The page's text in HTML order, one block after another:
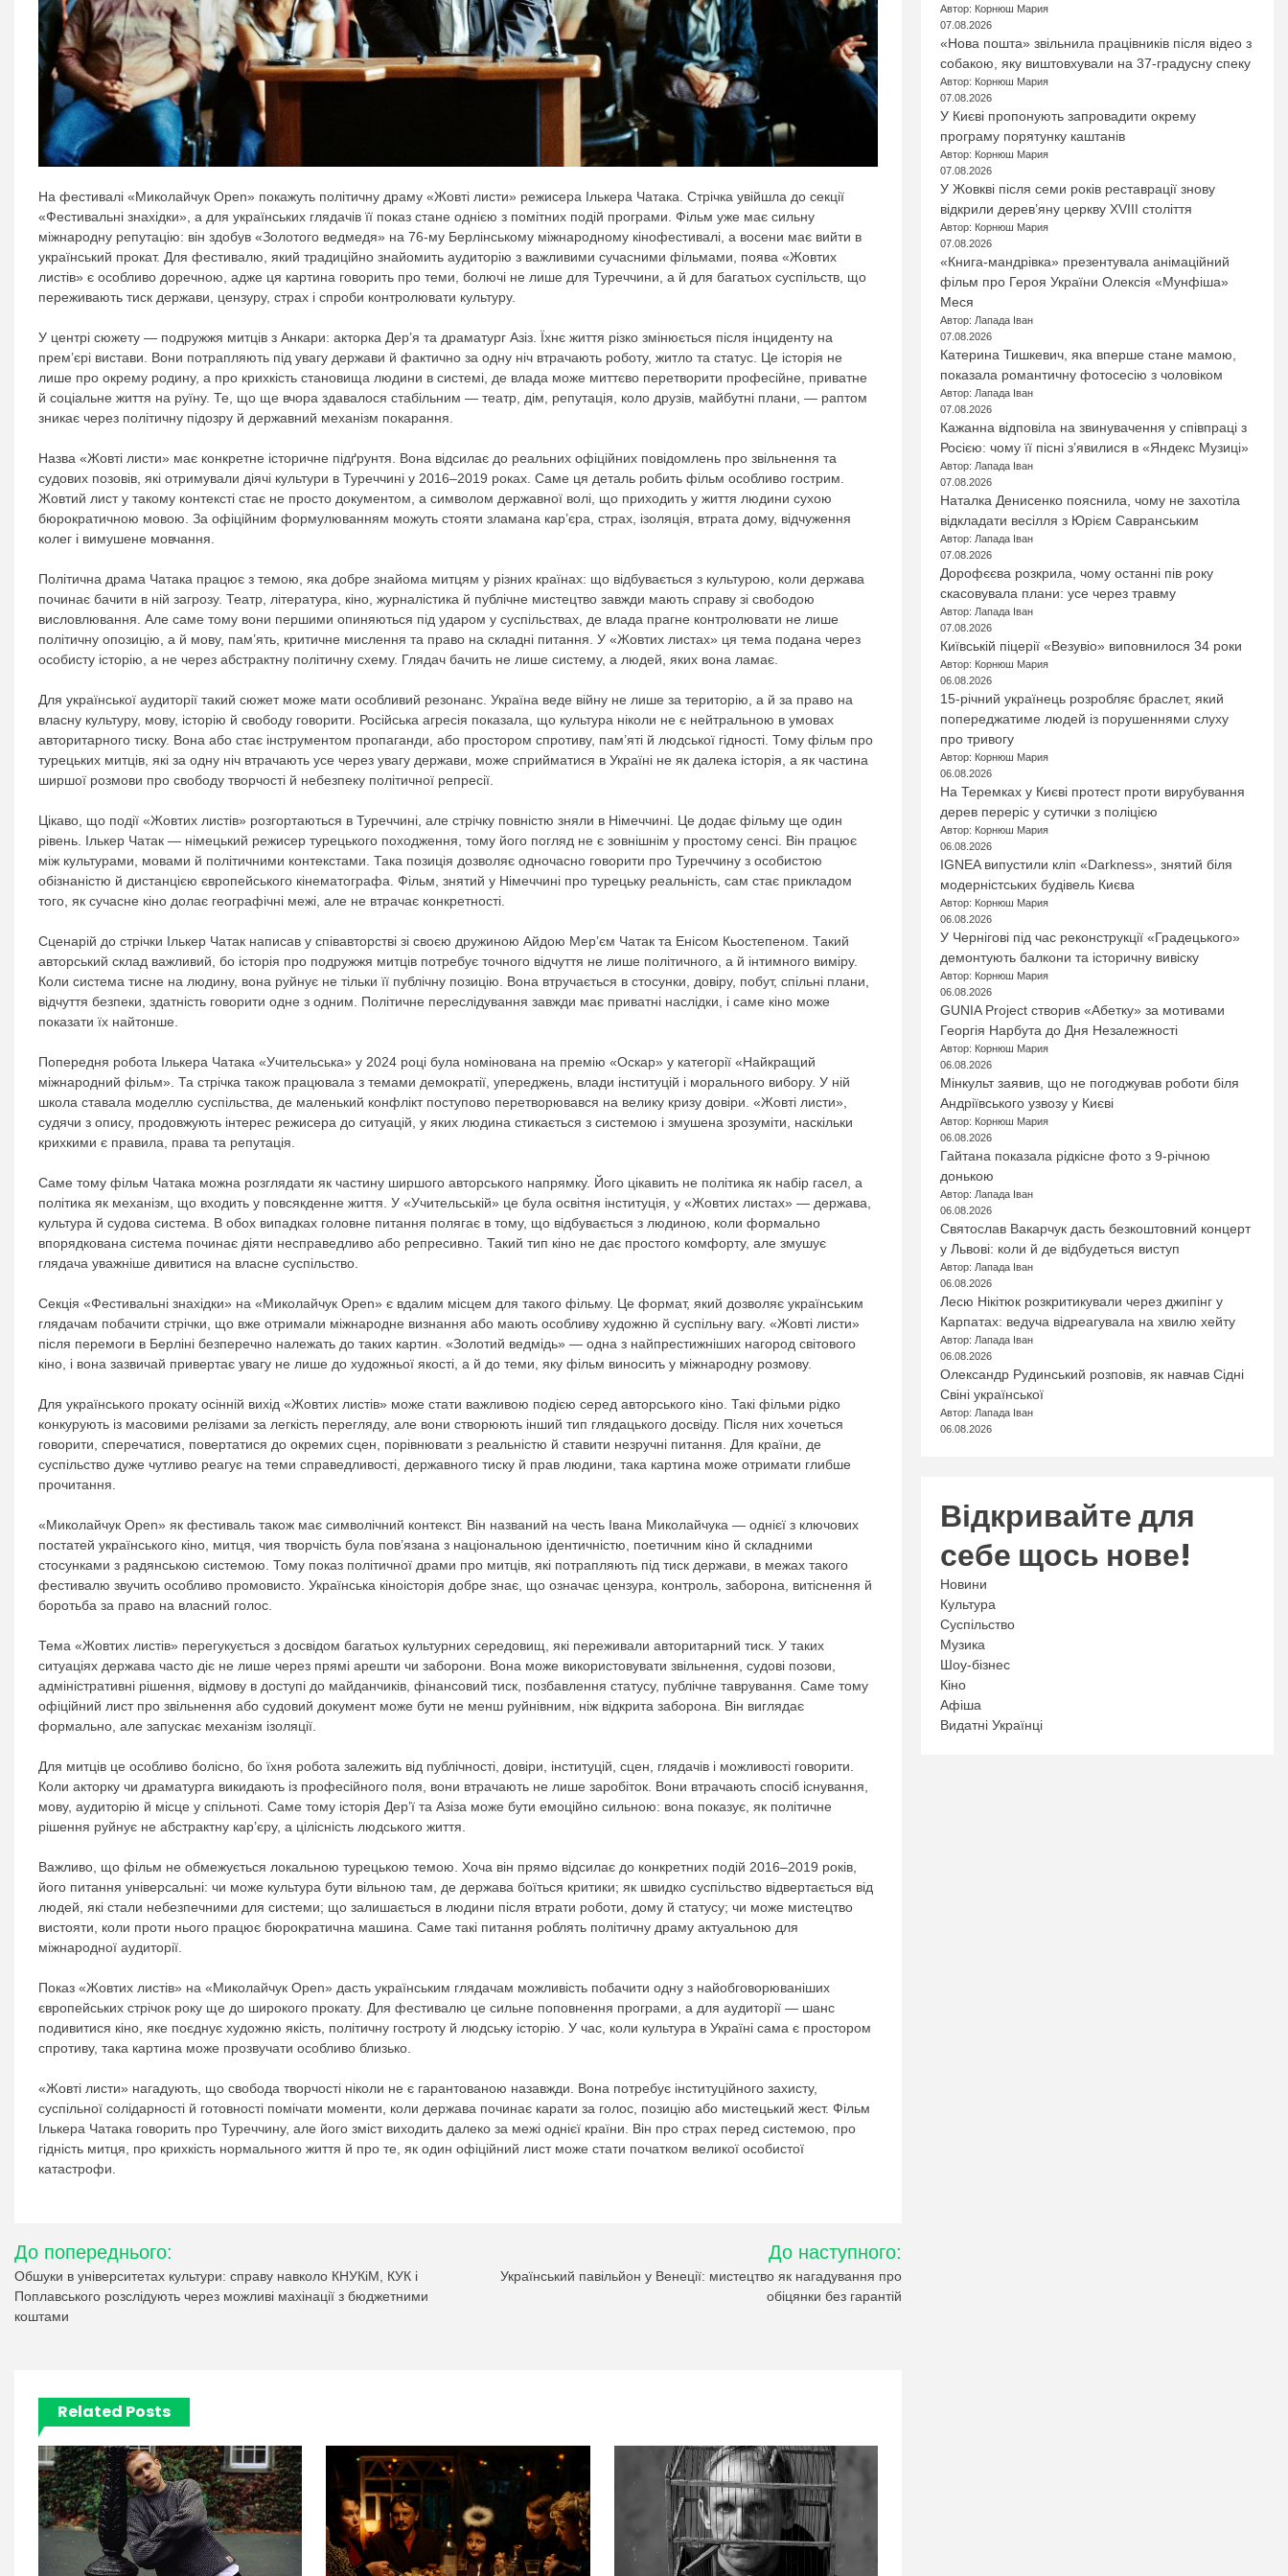
На фестивалі «Миколайчук Open» покажуть політичну драму «Жовті листи» режисера Ількера Чатака. Стрічка увійшла до секції
«Фестивальні знахідки», а для українських глядачів її показ стане однією з помітних подій програми. Фільм уже має сильну
міжнародну репутацію: він здобув «Золотого ведмедя» на 76-му Берлінському міжнародному кінофестивалі, а восени має вийти в
український прокат. Для фестивалю, який традиційно знайомить аудиторію з важливими сучасними фільмами, поява «Жовтих
листів» є особливо доречною, адже ця картина говорить про теми, болючі не лише для Туреччини, а й для багатьох суспільств, що
переживають тиск держави, цензуру, страх і спроби контролювати культуру.
У центрі сюжету — подружжя митців з Анкари: акторка Дер’я та драматург Азіз. Їхнє життя різко змінюється після інциденту на
прем’єрі вистави. Вони потрапляють під увагу держави й фактично за одну ніч втрачають роботу, житло та статус. Це історія не
лише про окрему родину, а про крихкість становища людини в системі, де влада може миттєво перетворити професійне, приватне
й соціальне життя на руїну. Те, що ще вчора здавалося стабільним — театр, дім, репутація, коло друзів, майбутні плани, — раптом
зникає через політичну підозру й державний механізм покарання.
Назва «Жовті листи» має конкретне історичне підґрунтя. Вона відсилає до реальних офіційних повідомлень про звільнення та
судових позовів, які отримували діячі культури в Туреччині у 2016–2019 роках. Саме ця деталь робить фільм особливо гострим.
Жовтий лист у такому контексті стає не просто документом, а символом державної волі, що приходить у життя людини сухою
бюрократичною мовою. За офіційним формулюванням можуть стояти зламана кар’єра, страх, ізоляція, втрата дому, відчуження
колег і вимушене мовчання.
Політична драма Чатака працює з темою, яка добре знайома митцям у різних країнах: що відбувається з культурою, коли держава
починає бачити в ній загрозу. Театр, література, кіно, журналістика й публічне мистецтво завжди мають справу зі свободою
висловлювання. Але саме тому вони першими опиняються під ударом у суспільствах, де влада прагне контролювати не лише
політичну опозицію, а й мову, пам’ять, критичне мислення та право на складні питання. У «Жовтих листах» ця тема подана через
особисту історію, а не через абстрактну політичну схему. Глядач бачить не лише систему, а людей, яких вона ламає.
Для української аудиторії такий сюжет може мати особливий резонанс. Україна веде війну не лише за територію, а й за право на
власну культуру, мову, історію й свободу говорити. Російська агресія показала, що культура ніколи не є нейтральною в умовах
авторитарного тиску. Вона або стає інструментом пропаганди, або простором спротиву, пам’яті й людської гідності. Тому фільм про
турецьких митців, які за одну ніч втрачають усе через увагу держави, може сприйматися в Україні не як далека історія, а як частина
ширшої розмови про свободу творчості й небезпеку політичної репресії.
Цікаво, що події «Жовтих листів» розгортаються в Туреччині, але стрічку повністю зняли в Німеччині. Це додає фільму ще один
рівень. Ількер Чатак — німецький режисер турецького походження, тому його погляд не є зовнішнім у простому сенсі. Він працює
між культурами, мовами й політичними контекстами. Така позиція дозволяє одночасно говорити про Туреччину з особистою
обізнаністю й дистанцією європейського кінематографа. Фільм, знятий у Німеччині про турецьку реальність, сам стає прикладом
того, як сучасне кіно долає географічні межі, але не втрачає конкретності.
Сценарій до стрічки Ількер Чатак написав у співавторстві зі своєю дружиною Айдою Мер’єм Чатак та Енісом Кьостепеном. Такий
авторський склад важливий, бо історія про подружжя митців потребує точного відчуття не лише політичного, а й інтимного виміру.
Коли система тисне на людину, вона руйнує не тільки її публічну позицію. Вона втручається в стосунки, довіру, побут, спільні плани,
відчуття безпеки, здатність говорити одне з одним. Політичне переслідування завжди має приватні наслідки, і саме кіно може
показати їх найтонше.
Попередня робота Ількера Чатака «Учительська» у 2024 році була номінована на премію «Оскар» у категорії «Найкращий
міжнародний фільм». Та стрічка також працювала з темами демократії, упереджень, влади інституцій і морального вибору. У ній
школа ставала моделлю суспільства, де маленький конфлікт поступово перетворювався на велику кризу довіри. «Жовті листи»,
судячи з опису, продовжують інтерес режисера до ситуацій, у яких людина стикається з системою і змушена зрозуміти, наскільки
крихкими є правила, права та репутація.
Саме тому фільм Чатака можна розглядати як частину ширшого авторського напрямку. Його цікавить не політика як набір гасел, а
політика як механізм, що входить у повсякденне життя. У «Учительській» це була освітня інституція, у «Жовтих листах» — держава,
культура й судова система. В обох випадках головне питання полягає в тому, що відбувається з людиною, коли формально
впорядкована система починає діяти несправедливо або репресивно. Такий тип кіно не дає простого комфорту, але змушує
глядача уважніше дивитися на власне суспільство.
Секція «Фестивальні знахідки» на «Миколайчук Open» є вдалим місцем для такого фільму. Це формат, який дозволяє українським
глядачам побачити стрічки, що вже отримали міжнародне визнання або мають особливу художню й суспільну вагу. «Жовті листи»
після перемоги в Берліні безперечно належать до таких картин. «Золотий ведмідь» — одна з найпрестижніших нагород світового
кіно, і вона зазвичай привертає увагу не лише до художньої якості, а й до теми, яку фільм виносить у міжнародну розмову.
Для українського прокату осінній вихід «Жовтих листів» може стати важливою подією серед авторського кіно. Такі фільми рідко
конкурують із масовими релізами за легкість перегляду, але вони створюють інший тип глядацького досвіду. Після них хочеться
говорити, сперечатися, повертатися до окремих сцен, порівнювати з реальністю й ставити незручні питання. Для країни, де
суспільство дуже чутливо реагує на теми справедливості, державного тиску й прав людини, така картина може отримати глибше
прочитання.
«Миколайчук Open» як фестиваль також має символічний контекст. Він названий на честь Івана Миколайчука — однієї з ключових
постатей українського кіно, митця, чия творчість була пов’язана з національною ідентичністю, поетичним кіно й складними
стосунками з радянською системою. Тому показ політичної драми про митців, які потрапляють під тиск держави, в межах такого
фестивалю звучить особливо промовисто. Українська кіноісторія добре знає, що означає цензура, контроль, заборона, витіснення й
боротьба за право на власний голос.
Тема «Жовтих листів» перегукується з досвідом багатьох культурних середовищ, які переживали авторитарний тиск. У таких
ситуаціях держава часто діє не лише через прямі арешти чи заборони. Вона може використовувати звільнення, судові позови,
адміністративні рішення, відмову в доступі до майданчиків, фінансовий тиск, позбавлення статусу, публічне таврування. Саме тому
офіційний лист про звільнення або судовий документ може бути не менш руйнівним, ніж відкрита заборона. Він виглядає
формально, але запускає механізм ізоляції.
Для митців це особливо болісно, бо їхня робота залежить від публічності, довіри, інституцій, сцен, глядачів і можливості говорити.
Коли акторку чи драматурга викидають із професійного поля, вони втрачають не лише заробіток. Вони втрачають спосіб існування,
мову, аудиторію й місце у спільноті. Саме тому історія Дер’ї та Азіза може бути емоційно сильною: вона показує, як політичне
рішення руйнує не абстрактну кар’єру, а цілісність людського життя.
Важливо, що фільм не обмежується локальною турецькою темою. Хоча він прямо відсилає до конкретних подій 2016–2019 років,
його питання універсальні: чи може культура бути вільною там, де держава боїться критики; як швидко суспільство відвертається від
людей, які стали небезпечними для системи; що залишається в людини після втрати роботи, дому й статусу; чи може мистецтво
вистояти, коли проти нього працює бюрократична машина. Саме такі питання роблять політичну драму актуальною для
міжнародної аудиторії.
Показ «Жовтих листів» на «Миколайчук Open» дасть українським глядачам можливість побачити одну з найобговорюваніших
європейських стрічок року ще до широкого прокату. Для фестивалю це сильне поповнення програми, а для аудиторії — шанс
подивитися кіно, яке поєднує художню якість, політичну гостроту й людську історію. У час, коли культура в Україні сама є простором
спротиву, така картина може прозвучати особливо близько.
«Жовті листи» нагадують, що свобода творчості ніколи не є гарантованою назавжди. Вона потребує інституційного захисту,
суспільної солідарності й готовності помічати моменти, коли держава починає карати за голос, позицію або мистецький жест. Фільм
Ількера Чатака говорить про Туреччину, але його зміст виходить далеко за межі однієї країни. Він про страх перед системою, про
гідність митця, про крихкість нормального життя й про те, як один офіційний лист може стати початком великої особистої
катастрофи.
Навігація
записів
До попереднього:
Обшуки в університетах культури: справу навколо КНУКіМ, КУК і
Поплавського розслідують через можливі махінації з бюджетними
коштами
До наступного:
Український павільйон у Венеції: мистецтво як нагадування про
обіцянки без гарантій
Related Posts
Автор: Корнюш Мария
07.08.2026
«Нова пошта» звільнила працівників після відео з
собакою, яку виштовхували на 37-градусну спеку
Автор: Корнюш Мария
07.08.2026
У Києві пропонують запровадити окрему
програму порятунку каштанів
Автор: Корнюш Мария
07.08.2026
У Жовкві після семи років реставрації знову
відкрили дерев’яну церкву XVIII століття
Автор: Корнюш Мария
07.08.2026
«Книга-мандрівка» презентувала анімаційний
фільм про Героя України Олексія «Мунфіша»
Меся
Автор: Лапада Іван
07.08.2026
Катерина Тишкевич, яка вперше стане мамою,
показала романтичну фотосесію з чоловіком
Автор: Лапада Іван
07.08.2026
Кажанна відповіла на звинувачення у співпраці з
Росією: чому її пісні з’явилися в «Яндекс Музиці»
Автор: Лапада Іван
07.08.2026
Наталка Денисенко пояснила, чому не захотіла
відкладати весілля з Юрієм Савранським
Автор: Лапада Іван
07.08.2026
Дорофєєва розкрила, чому останні пів року
скасовувала плани: усе через травму
Автор: Лапада Іван
07.08.2026
Київській піцерії «Везувіо» виповнилося 34 роки
Автор: Корнюш Мария
06.08.2026
15-річний українець розробляє браслет, який
попереджатиме людей із порушеннями слуху
про тривогу
Автор: Корнюш Мария
06.08.2026
На Теремках у Києві протест проти вирубування
дерев переріс у сутички з поліцією
Автор: Корнюш Мария
06.08.2026
IGNEA випустили кліп «Darkness», знятий біля
модерністських будівель Києва
Автор: Корнюш Мария
06.08.2026
У Чернігові під час реконструкції «Градецького»
демонтують балкони та історичну вивіску
Автор: Корнюш Мария
06.08.2026
GUNIA Project створив «Абетку» за мотивами
Георгія Нарбута до Дня Незалежності
Автор: Корнюш Мария
06.08.2026
Мінкульт заявив, що не погоджував роботи біля
Андріївського узвозу у Києві
Автор: Корнюш Мария
06.08.2026
Гайтана показала рідкісне фото з 9-річною
донькою
Автор: Лапада Іван
06.08.2026
Святослав Вакарчук дасть безкоштовний концерт
у Львові: коли й де відбудеться виступ
Автор: Лапада Іван
06.08.2026
Лесю Нікітюк розкритикували через джипінг у
Карпатах: ведуча відреагувала на хвилю хейту
Автор: Лапада Іван
06.08.2026
Олександр Рудинський розповів, як навчав Сідні
Свіні української
Автор: Лапада Іван
06.08.2026
Відкривайте для
себе щось нове!
Новини
Культура
Суспільство
Музика
Шоу-бізнес
Кіно
Афіша
Видатні Українці